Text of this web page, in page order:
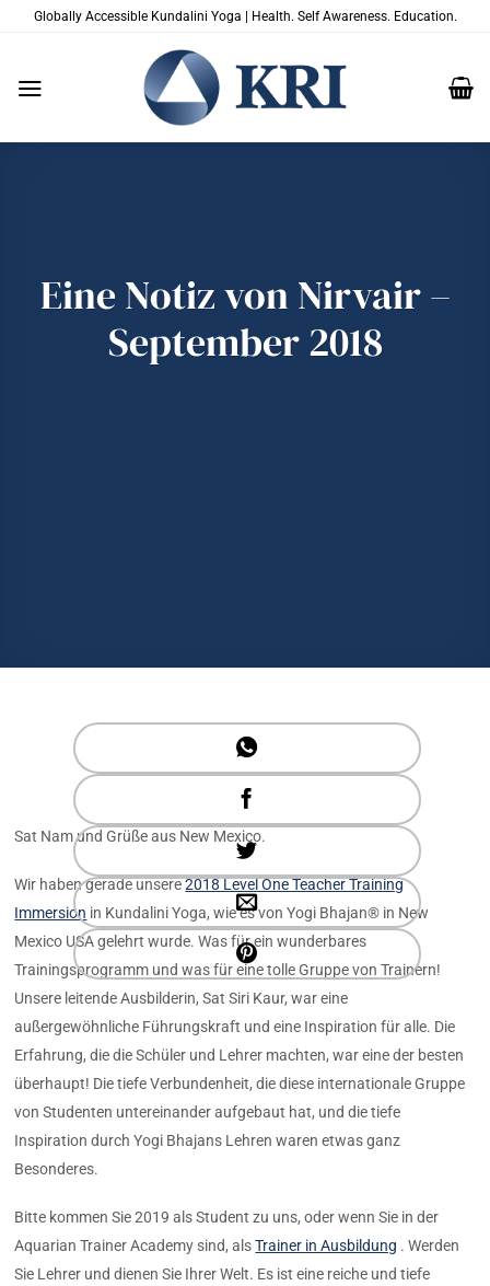
ZumGlobally Accessible Kundalini Yoga | Health. Self Awareness. Education.
Eine Notiz von Nirvair –
September 2018
Sat Nam und Grüße aus New Mexico.
Wir haben gerade unsere2018 Level One Teacher Training
Immersion in Kundalini Yoga, wie es von Yogi Bhajan® in New
Mexico USA gelehrt wurde. Was für ein wunderbares
Trainingsprogramm und was für eine tolle Gruppe von Trainern!
Unsere leitende Ausbilderin, Sat Siri Kaur, war eine
außergewöhnliche Führungskraft und eine Inspiration für alle. Die
Erfahrung, die die Schüler und Lehrer machten, war eine der besten
überhaupt! Die tiefe Verbundenheit, die diese internationale Gruppe
von Studenten untereinander aufgebaut hat, und die tiefe
Inspiration durch Yogi Bhajans Lehren waren etwas ganz
Besonderes.
Bitte kommen Sie 2019 als Student zu uns, oder wenn Sie in der
Aquarian Trainer Academy sind, alsTrainer in Ausbildung . Werden
Sie Lehrer und dienen Sie Ihrer Welt. Es ist eine reiche und tiefe